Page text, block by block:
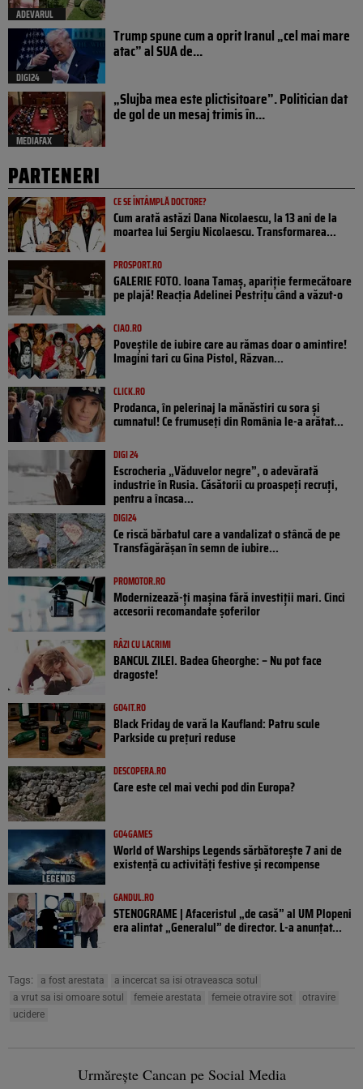
ADEVARUL
DIGI24
Trump spune cum a oprit Iranul „cel mai mare
atac” al SUA de...
MEDIAFAX
„Slujba mea este plictisitoare”. Politician dat
de gol de un mesaj trimis în...
PARTENERI
CE SE ÎNTÂMPLĂ DOCTORE?
Cum arată astăzi Dana Nicolaescu, la 13 ani de la
moartea lui Sergiu Nicolaescu. Transformarea...
PROSPORT.RO
GALERIE FOTO. Ioana Tamaş, apariție fermecătoare
pe plajă! Reacția Adelinei Pestrițu când a văzut-o
CIAO.RO
Poveştile de iubire care au rămas doar o amintire!
Imagini tari cu Gina Pistol, Răzvan...
CLICK.RO
Prodanca, în pelerinaj la mănăstiri cu sora și
cumnatul! Ce frumuseți din România le-a arătat...
DIGI 24
Escrocheria „Văduvelor negre”, o adevărată
industrie în Rusia. Căsătorii cu proaspeți recruți,
pentru a încasa...
DIGI24
Ce riscă bărbatul care a vandalizat o stâncă de pe
Transfăgărășan în semn de iubire...
PROMOTOR.RO
Modernizează-ți mașina fără investiții mari. Cinci
accesorii recomandate șoferilor
RÂZI CU LACRIMI
BANCUL ZILEI. Badea Gheorghe: – Nu pot face
dragoste!
GO4IT.RO
Black Friday de vară la Kaufland: Patru scule
Parkside cu prețuri reduse
DESCOPERA.RO
Care este cel mai vechi pod din Europa?
GO4GAMES
World of Warships Legends sărbătorește 7 ani de
existență cu activități festive și recompense
GANDUL.RO
STENOGRAME | Afaceristul „de casă” al UM Plopeni
era alintat „Generalul” de director. L-a anunțat...
Tags: a fost arestata
a incercat sa isi otraveasca sotul
a vrut sa isi omoare sotul
femeie arestata femeie otravire sot
otravire
ucidere
Urmărește Cancan pe Social Media